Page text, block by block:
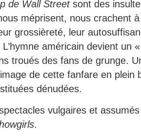
de Wall Streetsont des
méprisent, nous crachent
grossièreté, leur
américain devient un
troués des fans de grunge.
de cette fanfare en plein
dénudées.
vulgaires et
.